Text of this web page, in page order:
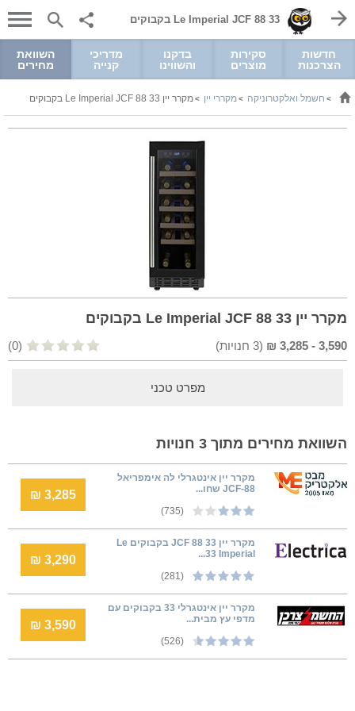
Le Imperial JCF 88 33 בקבוקים
חדשות
הצרכנות
סקירות
מוצרים
בדקנו
והשווינו
מדריכי
קנייה
השוואת
מחירים
> חשמל ואלקטרוניקה >מקררי יין >מקרר יין Le Imperial JCF 88 33 בקבוקים
מקרר יין Le Imperial JCF 88 33 בקבוקים
3,590
-
3,285
₪
(
3 חנויות) (0)
מפרט טכני
השוואת מחירים מתוך 3 חנויות
מקרר יין אינטגרלי לה אימפריאל
JCF-88 שחו...
(735)
3,285 ₪
מקרר יין JCF 88 33 בקבוקים Le
Imperial ‏33...
(281)
3,290 ₪
מקרר יין אינטגרלי 33 בקבוקים עם
מדפי עץ מבית...
(526)
3,590 ₪